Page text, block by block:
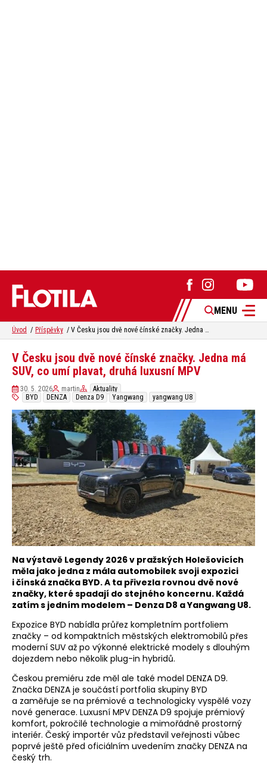
MENU
Úvod Příspěvky V Česku jsou dvě nové čínské značky. Jedna má SUV, co umí plavat, druhá luxusní MPV
V Česku jsou dvě nové čínské značky. Jedna má
SUV, co umí plavat, druhá luxusní MPV
30. 5. 2026 martin
Aktuality
BYD
DENZA Denza D9 Yangwang yangwang U8
Na výstavě Legendy 2026 v pražských Holešovicích
měla jako jedna z mála automobilek svoji expozici
i čínská značka BYD. A ta přivezla rovnou dvě nové
značky, které spadají do stejného koncernu. Každá
zatím s jedním modelem – Denza D8 a Yangwang U8.
Expozice BYD nabídla průřez kompletním portfoliem
značky – od kompaktních městských elektromobilů přes
moderní SUV až po výkonné elektrické modely s dlouhým
dojezdem nebo několik plug-in hybridů.
Českou premiéru zde měl ale také model DENZA D9.
Značka DENZA je součástí portfolia skupiny BYD
a zaměřuje se na prémiové a technologicky vyspělé vozy
nové generace. Luxusní MPV DENZA D9 spojuje prémiový
komfort, pokročilé technologie a mimořádně prostorný
interiér. Český importér vůz představil veřejnosti vůbec
poprvé ještě před oficiálním uvedením značky DENZA na
český trh.